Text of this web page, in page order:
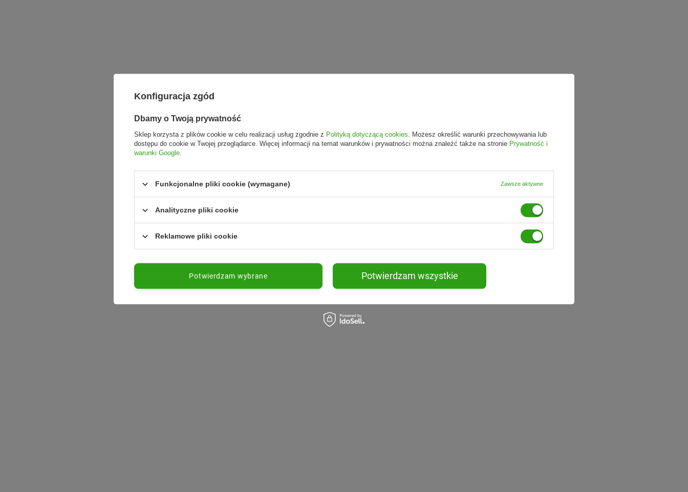
Konfiguracja zgód
Dbamy o Twoją prywatność
Sklep korzysta z plików cookie w celu realizacji usług zgodnie z Polityką dotyczącą cookies. Możesz określić warunki przechowywania lub
dostępu do cookie w Twojej przeglądarce. Więcej informacji na temat warunków i prywatności można znaleźć także na stronie Prywatność i
warunki Google.
Funkcjonalne pliki cookie (wymagane) Zawsze aktywne
Analityczne pliki cookie
Reklamowe pliki cookie
Potwierdzam wybrane Potwierdzam wszystkie